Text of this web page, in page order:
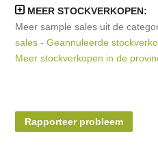
MEER STOCKVERKOPEN:
Meer sample sales uit de
sales - Geannuleerde
Meer stockverkopen in de
Rapporteer probleem